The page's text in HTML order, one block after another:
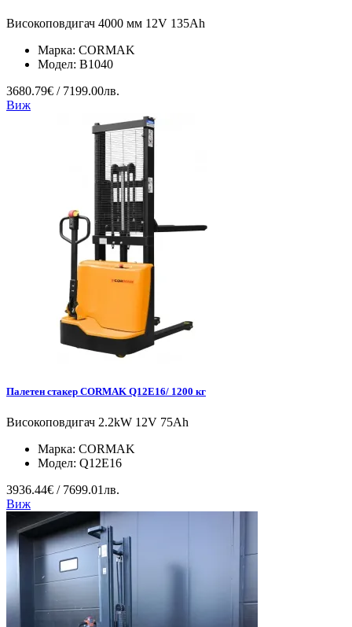
Високоповдигач 4000 мм 12V 135Ah
Марка: CORMAK
Модел: B1040
3680.79€ / 7199.00лв.
Виж
Палетен стакер CORMAK Q12E16/ 1200 кг
Високоповдигач 2.2kW 12V 75Ah
Марка: CORMAK
Модел: Q12E16
3936.44€ / 7699.01лв.
Виж